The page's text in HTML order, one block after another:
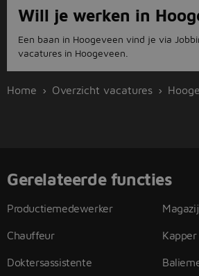
Will je werken in
Een baan in Hoogeveen vind je via
vacatures in Hoogeveen.
Home Overzicht vacatures
Gerelateerde functies
Productiemedewerker
Chauffeur
Doktersassistente
Kapper